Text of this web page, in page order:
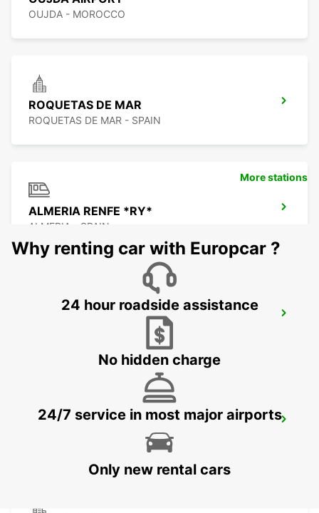
OUJDA - MOROCCO
ROQUETAS DE MAR
ROQUETAS DE MAR - SPAIN
ALMERIA RENFE *RY*
ALMERIA - SPAIN
HUERCAL DE ALMERIA
HUERCAL DE ALMERIA - SPAIN
ALMERIA AIRPORT
More stations
Why renting car with Europcar ?
24 hour roadside assistance
No hidden charge
24/7 service in most major airports
Only new rental cars